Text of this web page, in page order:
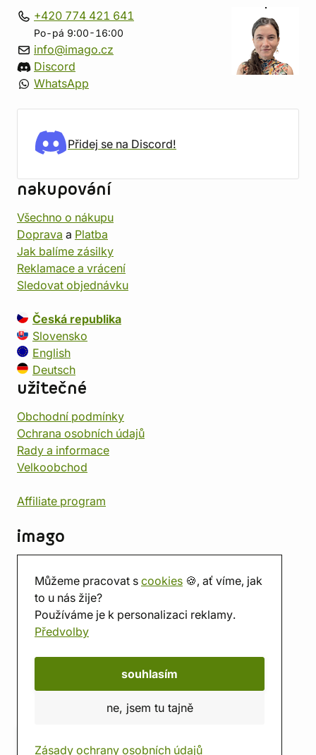
Můžeme pracovat s cookies 🍪, ať víme, jak
to u nás žije?
Používáme je k personalizaci reklamy.
Předvolby
souhlasím
ne, jsem tu tajně
Zásady ochrany osobních údajů
+420 774 421 641
Po-pá 9:00-16:00
info@imago.cz
Discord
WhatsApp
Přidej se na Discord!
nakupování
Všechno o nákupu
Doprava a Platba
Jak balíme zásilky
Reklamace a vrácení
Sledovat objednávku
Česká republika
Slovensko
English
Deutsch
užitečné
Obchodní podmínky
Ochrana osobních údajů
Rady a informace
Velkoobchod
Affiliate program
imago
Prodejna
Herna
O nás
Hodnocení obchodu